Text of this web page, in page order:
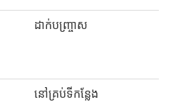
ដាក់បញ្ច្រាស
នៅគ្រប់ទីកន្លែង